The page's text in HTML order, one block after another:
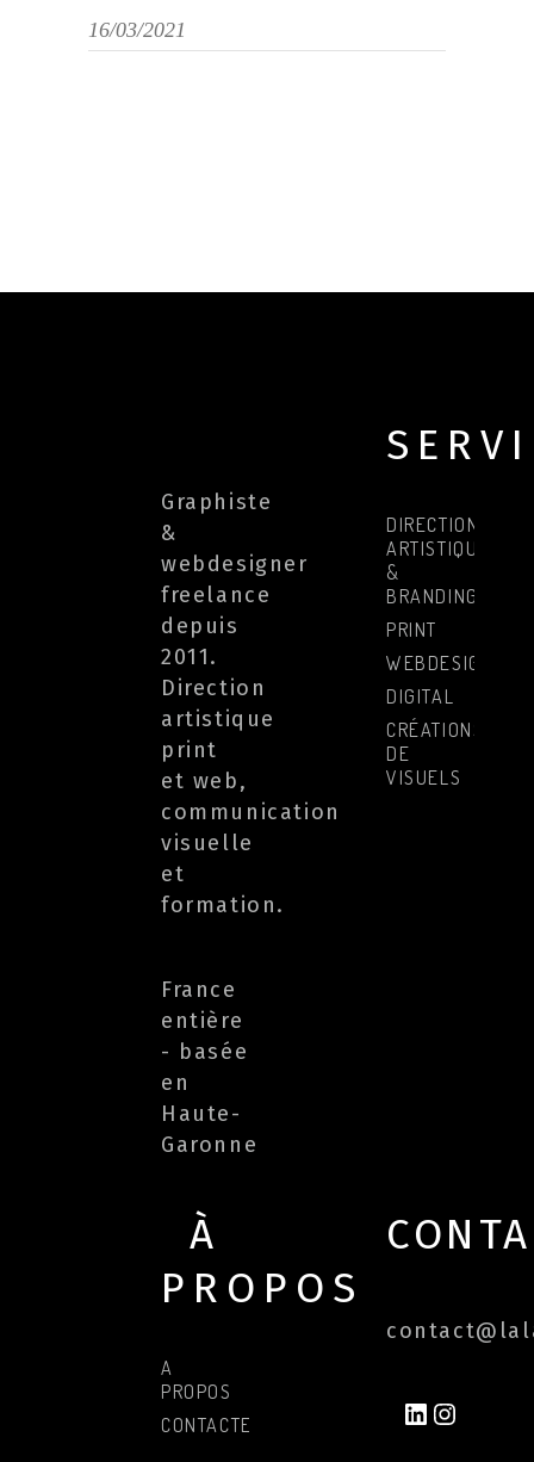
16/03/2021
Graphiste
&
webdesigner
freelance
depuis
2011.
Direction
artistique
print
et web,
communication
visuelle
et
formation.
France
entière
- basée
en
Haute-
Garonne
DIRECTION
ARTISTIQUE
&
BRANDING
PRINT
WEBDESIGN
DIGITAL
CRÉATIONS
DE
VISUELS
À
PROPOS
A
PROPOS
CONTACTER
LINKEDIN